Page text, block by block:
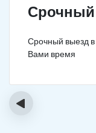
Срочный выезд в
Вами время
‹